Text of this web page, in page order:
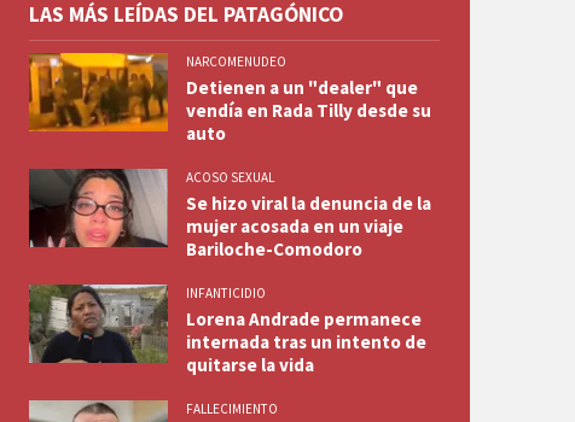
LAS MÁS LEÍDAS DEL PATAGÓNICO
NARCOMENUDEO
Detienen a un "dealer" que
vendía en Rada Tilly desde su
auto
ACOSO SEXUAL
Se hizo viral la denuncia de la
mujer acosada en un viaje
Bariloche-Comodoro
INFANTICIDIO
Lorena Andrade permanece
internada tras un intento de
quitarse la vida
FALLECIMIENTO